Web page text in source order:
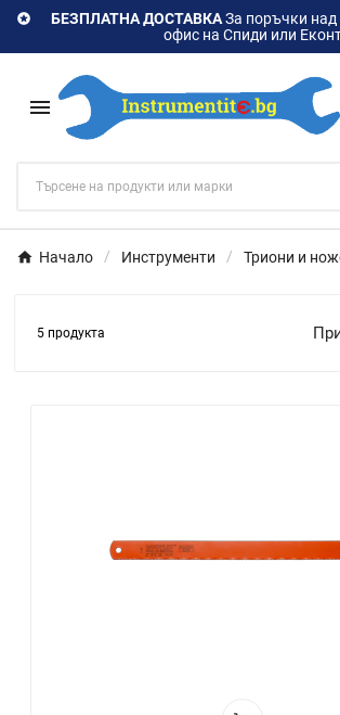
 БЕЗПЛАТНА ДОСТАВКАЗа поръчки над
офис на Спиди или

Начало Инструменти Триони и
5 продукта